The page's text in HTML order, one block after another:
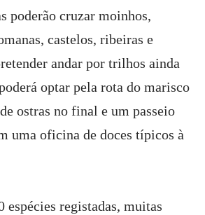
poderão cruzar moinhos,
castelos, ribeiras e
andar por trilhos ainda
optar pela rota do marisco
ostras no final e um passeio
uma oficina de doces típicos à
espécies registadas, muitas